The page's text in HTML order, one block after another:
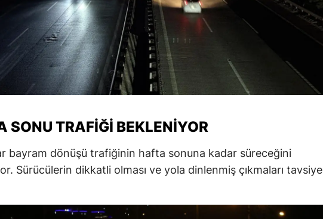
Samsun
Siirt
Sinop
Sivas
Tokat
Trabzon
Tunceli
Şanlıurfa
SONU TRAFIĞI BEKLENIYOR
bayram dönüşü trafiğinin hafta sonuna kadar süreceğini
Sürücülerin dikkatli olması ve yola dinlenmiş çıkmaları tavsiye